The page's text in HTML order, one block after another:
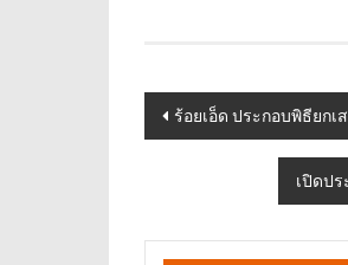
Post
navigation
ร้อยเอ็ด ประกอบพิธียกเ
เปิดป